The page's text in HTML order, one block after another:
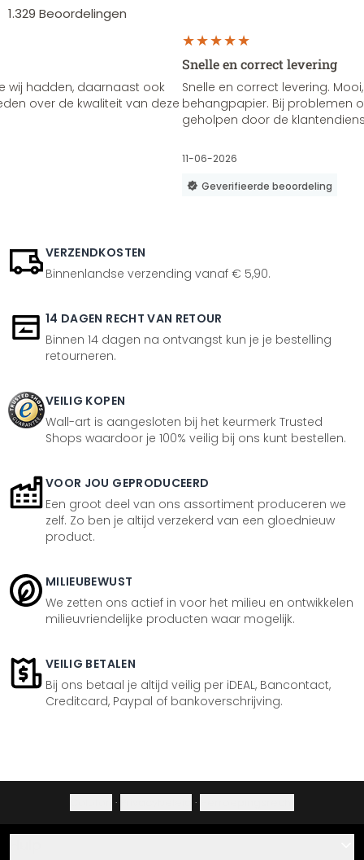
1.329 Beoordelingen
wij hadden, daarnaast ook
over de kwaliteit van deze
Snelle en correct levering
Snelle en correct levering.
behangpapier. Bij problemen
geholpen door de
11-06-2026
Geverifieerde beoordeling
VERZENDKOSTEN
Binnenlandse verzending vanaf € 5,90.
14 DAGEN RECHT VAN RETOUR
Binnen 14 dagen na ontvangst kun je je bestelling
retourneren.
VEILIG KOPEN
Wall-art is aangesloten bij het keurmerk Trusted
Shops waardoor je 100% veilig bij ons kunt bestellen.
VOOR JOU GEPRODUCEERD
Een groot deel van ons assortiment produceren we
zelf. Zo ben je altijd verzekerd van een gloednieuw
product.
MILIEUBEWUST
We zetten ons actief in voor het milieu en ontwikkelen
milieuvriendelijke producten waar mogelijk.
VEILIG BETALEN
Bij ons betaal je altijd veilig per iDEAL, Bancontact,
Creditcard, Paypal of bankoverschrijving.
· ·